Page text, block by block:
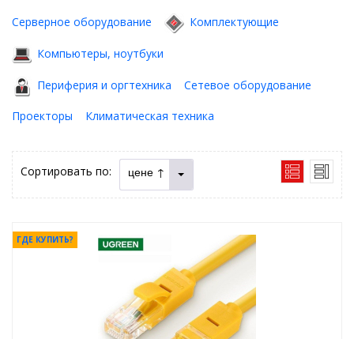
Серверное оборудование Комплектующие
Компьютеры, ноутбуки
Периферия и оргтехника Сетевое оборудование
Проекторы Климатическая техника
Сортировать по: цене ↑
ГДЕ КУПИТЬ?